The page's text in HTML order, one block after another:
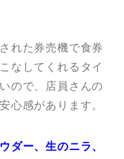
れた券売機で食券
なしてくれるタイ
ので、店員さんの
心感があります。
ダー、生のニラ、